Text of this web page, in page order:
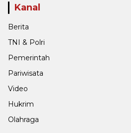
Kanal
Berita
TNI & Polri
Pemerintah
Pariwisata
Video
Hukrim
Olahraga